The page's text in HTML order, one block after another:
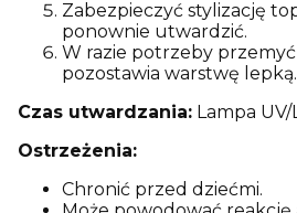
Zabezpieczyć stylizację
ponownie utwardzić.
W razie potrzeby
pozostawia warstwę lepką.
Czas utwardzania: Lampa UV/
Ostrzeżenia:
Chronić przed dziećmi.